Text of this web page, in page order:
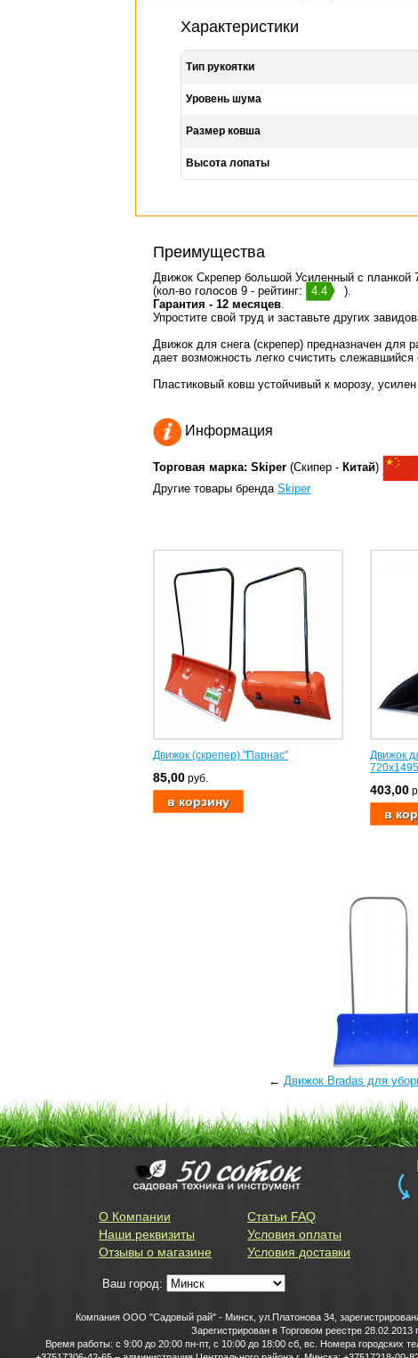
Характеристики
Тип рукоятки
Уровень шума
Размер ковша
Высота лопаты
Преимущества
Движок Скрепер большой Усиленный с планкой
(кол-во голосов 9 - рейтинг:
4.4
).
Гарантия - 12 месяцев.
Упростите свой труд и заставьте других
Движок для снега (скрепер) предназначен для
дает возможность легко счистить
Пластиковый ковш устойчивый к морозу,
Информация
Торговая марка: Skiper (Скипер - Китай)
Другие товары бренда Skiper
Движок (скрепер) "Парнас"
85,00 руб.
Движок
403,00
← Движок Bradas для
О Компании
Наши реквизиты
Отзывы о магазине
Статьи FAQ
Условия оплаты
Условия доставки
Ваш город:
Компания ООО "Садовый рай" - Минск, ул.Платонова 34,
Зарегистрирован в Торговом реестре 28.02.2013 г.
Время работы: с 9:00 до 20:00 пн-пт, с 10:00 до 18:00 сб, вс. Номера городских